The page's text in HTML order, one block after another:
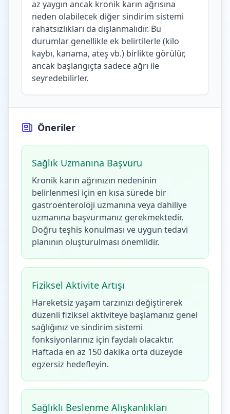
az yaygın ancak kronik karın ağrısına
neden olabilecek diğer sindirim sistemi
rahatsızlıkları da dışlanmalıdır. Bu
durumlar genellikle ek belirtilerle (kilo
kaybı, kanama, ateş vb.) birlikte görülür,
ancak başlangıçta sadece ağrı ile
seyredebilirler.
Öneriler
Sağlık Uzmanına Başvuru
Kronik karın ağrınızın nedeninin
belirlenmesi için en kısa sürede bir
gastroenteroloji uzmanına veya dahiliye
uzmanına başvurmanız gerekmektedir.
Doğru teşhis konulması ve uygun tedavi
planının oluşturulması önemlidir.
Fiziksel Aktivite Artışı
Hareketsiz yaşam tarzınızı değiştirerek
düzenli fiziksel aktiviteye başlamanız genel
sağlığınız ve sindirim sistemi
fonksiyonlarınız için faydalı olacaktır.
Haftada en az 150 dakika orta düzeyde
egzersiz hedefleyin.
Sağlıklı Beslenme Alışkanlıkları